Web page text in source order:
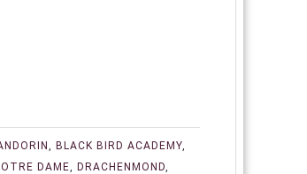
,BLACK BIRD ACADEMY,
DAME, DRACHENMOND,